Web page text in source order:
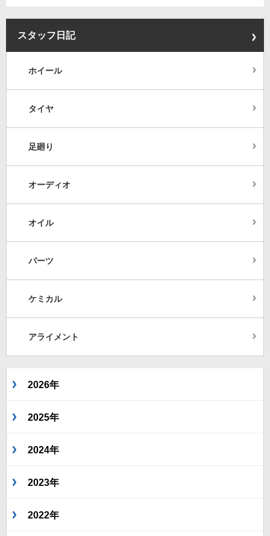
スタッフ日記
ホイール
タイヤ
足廻り
オーディオ
オイル
パーツ
ケミカル
アライメント
2026年
2025年
2024年
2023年
2022年